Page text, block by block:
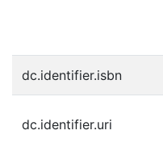
dc.identifier.isbn
dc.identifier.uri